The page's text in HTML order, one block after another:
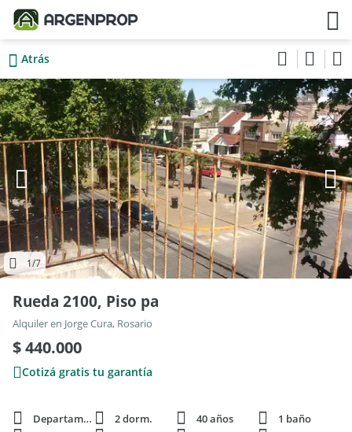
Atrás
1/7
Rueda 2100, Piso pa
Alquiler en Jorge Cura, Rosario
$ 440.000
Cotizá gratis tu garantía
Departamento 2 dorm. 40 años
1 baño